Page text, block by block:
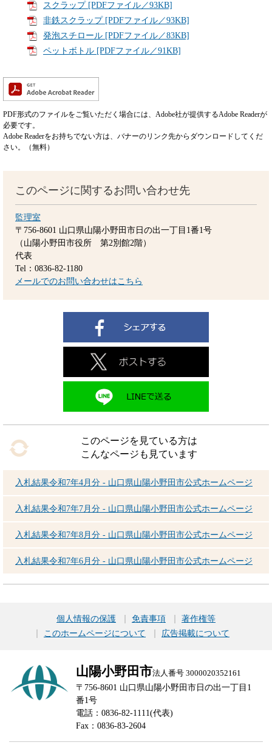
スクラップ [PDFファイル／93KB]
非鉄スクラップ [PDFファイル／93KB]
発泡スチロール [PDFファイル／83KB]
ペットボトル [PDFファイル／91KB]
PDF形式のファイルをご覧いただく場合には、Adobe社が提供するAdobe Readerが
必要です。
Adobe Readerをお持ちでない方は、バナーのリンク先からダウンロードしてくだ
さい。（無料）
このページに関するお問い合わせ先
監理室
〒756-8601 山口県山陽小野田市日の出一丁目1番1号
（山陽小野田市役所 第2別館2階）
代表
Tel：0836-82-1180
メールでのお問い合わせはこちら
このページを見ている方は
こんなページも見ています
入札結果令和7年4月分 - 山口県山陽小野田市公式ホームページ
入札結果令和7年7月分 - 山口県山陽小野田市公式ホームページ
入札結果令和7年8月分 - 山口県山陽小野田市公式ホームページ
入札結果令和7年6月分 - 山口県山陽小野田市公式ホームページ
個人情報の保護 免責事項
著作権等
このホームページについて
広告掲載について
山陽小野田市法人番号 3000020352161
〒756-8601 山口県山陽小野田市日の出一丁目1
番1号
電話：0836-82-1111(代表)
Fax：0836-83-2604